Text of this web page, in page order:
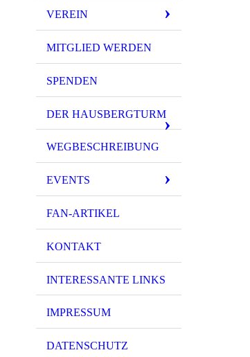
VEREIN
MITGLIED WERDEN
SPENDEN
DER HAUSBERGTURM
WEGBESCHREIBUNG
EVENTS
FAN-ARTIKEL
KONTAKT
INTERESSANTE LINKS
IMPRESSUM
DATENSCHUTZ